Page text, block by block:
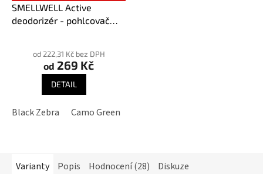
SMELLWELL Active
deodorizér - pohlcovač
hodnocení
produktu
5
od 222,31 Kč bez DPH
od 269 Kč
DETAIL
Black Zebra Camo Green
Varianty Popis Hodnocení (28)
Diskuze